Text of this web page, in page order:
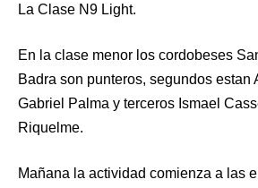
La Clase N9 Light.
En la clase menor los cordobeses
Badra son punteros, segundos estan
Gabriel Palma y terceros Ismael
Riquelme.
Mañana la actividad comienza a las